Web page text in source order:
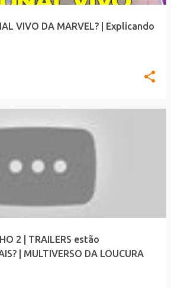
VIVO DA MARVEL? | Explicando
2 | TRAILERS estão
| MULTIVERSO DA LOUCURA